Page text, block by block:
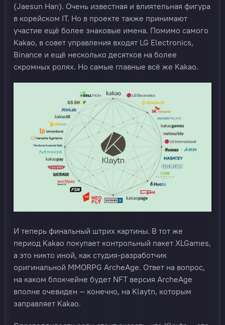
(Jaesun Han). Очень известная и влиятельная фигура
в корейском IT. Но в проекте также принимают
участие ещё более знаковые имена. Помимо самого
Kakao, в совет управления входят LG Electronics,
Binance и ещё несколько десятков на более
скромных ролях. Но самые главные всё же Kakao.
И теперь финальный штрих картины. В тот же
период Kakao покупает контрольный пакет XLGames,
а это никто иной, как студия-разработчик
оригинальной MMORPG ArcheAge. Ответ на вопрос,
на каком блокчейне будет NFT версия ArcheAge
вполне очевиден — конечно, на Klaytn, которым
заправляет Kakao.